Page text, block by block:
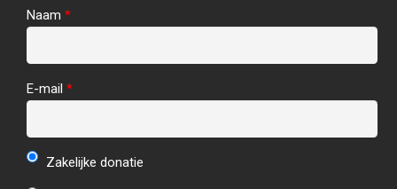
Naam *
E-mail *
Zakelijke donatie